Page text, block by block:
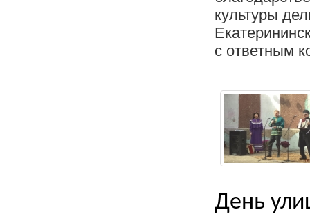
культуры
с ответным
День